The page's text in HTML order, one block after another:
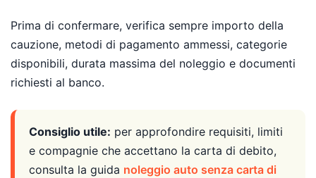
Prima di confermare, verifica sempre importo della
cauzione, metodi di pagamento ammessi, categorie
disponibili, durata massima del noleggio e documenti
richiesti al banco.
Consiglio utile: per approfondire requisiti, limiti
e compagnie che accettano la carta di debito,
consulta la guida noleggio auto senza carta di